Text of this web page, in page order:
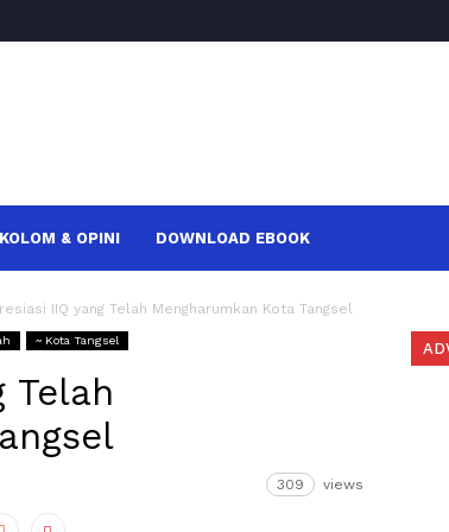
KOLOM & OPINI DOWNLOAD EBOOK
IIQ yang Telah Mengharumkan Kota Tangsel
~ Kota Tangsel
Telah
309 views